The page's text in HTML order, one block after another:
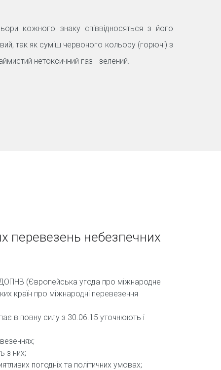
кожного знаку співвідносяться з його
так як суміш червоного кольору (горючі) з
нетоксичний газ - зелений.
перевезень небезпечних
(Європейська угода про міжнародне
країн про міжнародні перевезення
в повну силу з 30.06.15 уточнюють і
з них;
погодніх та політичних умовах;